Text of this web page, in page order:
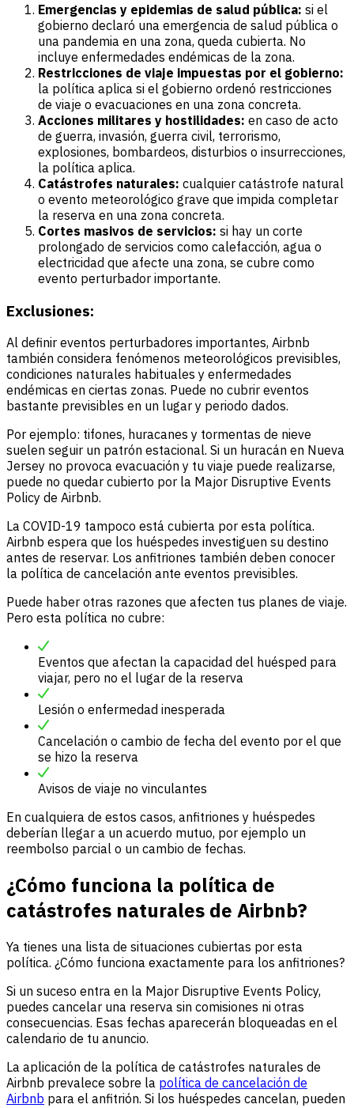
Emergencias y epidemias de salud pública: si el
gobierno declaró una emergencia de salud pública o
una pandemia en una zona, queda cubierta. No
incluye enfermedades endémicas de la zona.
Restricciones de viaje impuestas por el gobierno:
la política aplica si el gobierno ordenó restricciones
de viaje o evacuaciones en una zona concreta.
Acciones militares y hostilidades: en caso de acto
de guerra, invasión, guerra civil, terrorismo,
explosiones, bombardeos, disturbios o insurrecciones,
la política aplica.
Catástrofes naturales: cualquier catástrofe natural
o evento meteorológico grave que impida completar
la reserva en una zona concreta.
Cortes masivos de servicios: si hay un corte
prolongado de servicios como calefacción, agua o
electricidad que afecte una zona, se cubre como
evento perturbador importante.
Exclusiones:
Al definir eventos perturbadores importantes, Airbnb
también considera fenómenos meteorológicos previsibles,
condiciones naturales habituales y enfermedades
endémicas en ciertas zonas. Puede no cubrir eventos
bastante previsibles en un lugar y periodo dados.
Por ejemplo: tifones, huracanes y tormentas de nieve
suelen seguir un patrón estacional. Si un huracán en Nueva
Jersey no provoca evacuación y tu viaje puede realizarse,
puede no quedar cubierto por la Major Disruptive Events
Policy de Airbnb.
La COVID-19 tampoco está cubierta por esta política.
Airbnb espera que los huéspedes investiguen su destino
antes de reservar. Los anfitriones también deben conocer
la política de cancelación ante eventos previsibles.
Puede haber otras razones que afecten tus planes de viaje.
Pero esta política no cubre:
Eventos que afectan la capacidad del huésped para
viajar, pero no el lugar de la reserva
Lesión o enfermedad inesperada
Cancelación o cambio de fecha del evento por el que
se hizo la reserva
Avisos de viaje no vinculantes
En cualquiera de estos casos, anfitriones y huéspedes
deberían llegar a un acuerdo mutuo, por ejemplo un
reembolso parcial o un cambio de fechas.
¿Cómo funciona la política de
catástrofes naturales de Airbnb?
Ya tienes una lista de situaciones cubiertas por esta
política. ¿Cómo funciona exactamente para los anfitriones?
Si un suceso entra en la Major Disruptive Events Policy,
puedes cancelar una reserva sin comisiones ni otras
consecuencias. Esas fechas aparecerán bloqueadas en el
calendario de tu anuncio.
La aplicación de la política de catástrofes naturales de
Airbnb prevalece sobre la política de cancelación de
Airbnb para el anfitrión. Si los huéspedes cancelan, pueden